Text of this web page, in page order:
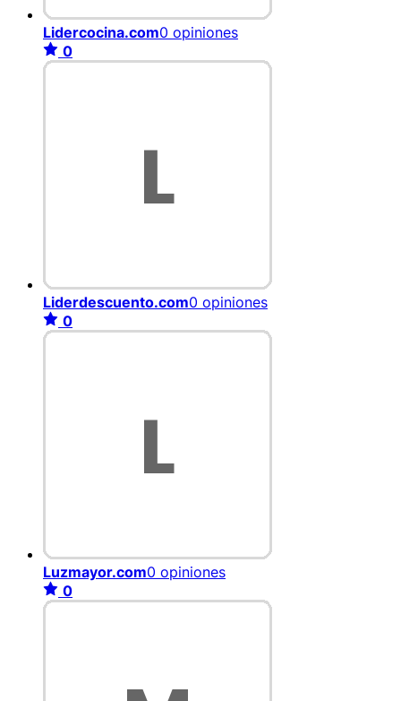
Lidercocina.com0 opiniones
0
Liderdescuento.com0 opiniones
0
Luzmayor.com0 opiniones
0